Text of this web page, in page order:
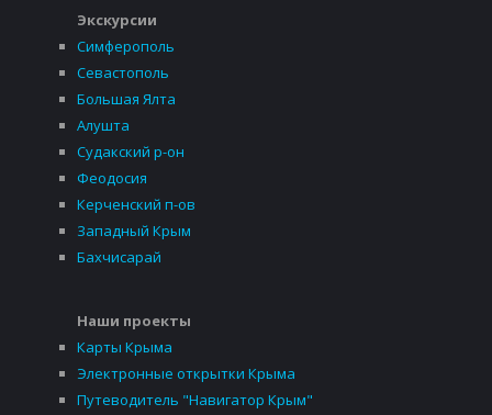
Экскурсии
Симферополь
Севастополь
Большая Ялта
Алушта
Судакский р-он
Феодосия
Керченский п-ов
Западный Крым
Бахчисарай
Наши проекты
Карты Крыма
Электронные открытки Крыма
Путеводитель "Навигатор Крым"